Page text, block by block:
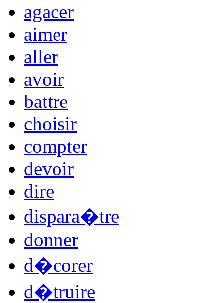
agacer
aimer
aller
avoir
battre
choisir
compter
devoir
dire
dispara�tre
donner
d�corer
d�truire